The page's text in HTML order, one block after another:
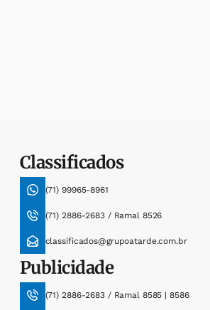
Classificados
(71) 99965-8961
(71) 2886-2683 / Ramal 8526
classificados@grupoatarde.com.br
Publicidade
(71) 2886-2683 / Ramal 8585 | 8586